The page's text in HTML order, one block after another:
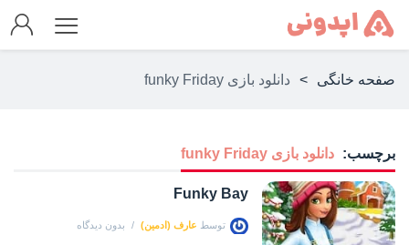
صفحه خانگی > دانلود بازی funky Friday
برچسب: دانلود بازی funky Friday
Funky Bay
توسط عارف (ادمین) بدون دیدگاه